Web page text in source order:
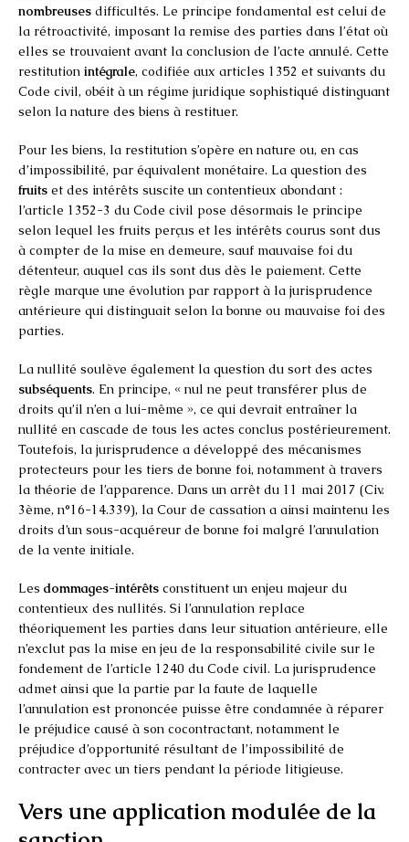
nombreuses difficultés. Le principe fondamental est celui de
la rétroactivité, imposant la remise des parties dans l’état où
elles se trouvaient avant la conclusion de l’acte annulé. Cette
restitution intégrale, codifiée aux articles 1352 et suivants du
Code civil, obéit à un régime juridique sophistiqué distinguant
selon la nature des biens à restituer.
Pour les biens, la restitution s’opère en nature ou, en cas
d’impossibilité, par équivalent monétaire. La question des
fruits et des intérêts suscite un contentieux abondant :
l’article 1352-3 du Code civil pose désormais le principe
selon lequel les fruits perçus et les intérêts courus sont dus
à compter de la mise en demeure, sauf mauvaise foi du
détenteur, auquel cas ils sont dus dès le paiement. Cette
règle marque une évolution par rapport à la jurisprudence
antérieure qui distinguait selon la bonne ou mauvaise foi des
parties.
La nullité soulève également la question du sort des actes
subséquents. En principe, « nul ne peut transférer plus de
droits qu’il n’en a lui-même », ce qui devrait entraîner la
nullité en cascade de tous les actes conclus postérieurement.
Toutefois, la jurisprudence a développé des mécanismes
protecteurs pour les tiers de bonne foi, notamment à travers
la théorie de l’apparence. Dans un arrêt du 11 mai 2017 (Civ.
3ème, n°16-14.339), la Cour de cassation a ainsi maintenu les
droits d’un sous-acquéreur de bonne foi malgré l’annulation
de la vente initiale.
Les dommages-intérêts constituent un enjeu majeur du
contentieux des nullités. Si l’annulation replace
théoriquement les parties dans leur situation antérieure, elle
n’exclut pas la mise en jeu de la responsabilité civile sur le
fondement de l’article 1240 du Code civil. La jurisprudence
admet ainsi que la partie par la faute de laquelle
l’annulation est prononcée puisse être condamnée à réparer
le préjudice causé à son cocontractant, notamment le
préjudice d’opportunité résultant de l’impossibilité de
contracter avec un tiers pendant la période litigieuse.
Vers une application modulée de la